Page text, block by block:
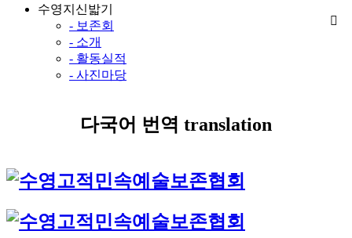
수영지신밟기
- 보존회
- 소개
- 활동실적
- 사진마당
다국어 번역 translation